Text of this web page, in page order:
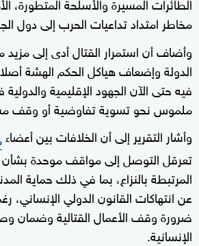
مخاطر امتداد تداعيات الحرب إلى دول
وأضاف أن استمرار القتال أدى إلى
الدولة وإضعاف هياكل الحكم الهشة
فيه حتى الآن الجهود الإقليمية
ملموس نحو تسوية تفاوضية أو وقف
وأشار التقرير إلى أن الخلافات بين أعضاء
تعرقل التوصل إلى مواقف موحدة بشأن
المرتبطة بالنزاع، بما في ذلك حماية
عن انتهاكات القانون الدولي الإنساني،
ضرورة وقف الأعمال القتالية وضمان
الإنسانية.